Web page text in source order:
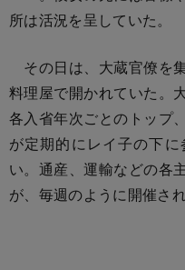
所は活況を呈していた。
その日は、大蔵官僚を
料理屋で開かれていた。
各入省年次ごとのトップ
が定期的にレイ子の下
い。通産、運輸などの各
が、毎週のように開催され